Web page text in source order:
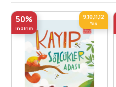
50%
indirim
9,10,11,12
Yaş